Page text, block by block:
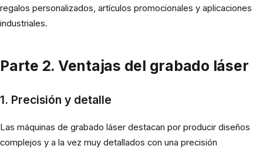
regalos personalizados, artículos promocionales y aplicaciones
industriales.
Parte 2. Ventajas del grabado láser
1. Precisión y detalle
Las máquinas de grabado láser destacan por producir diseños
complejos y a la vez muy detallados con una precisión